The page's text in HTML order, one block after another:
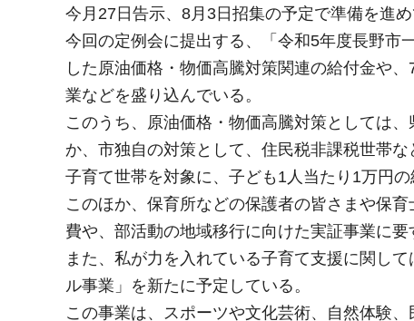
今月27日告示、8月3日招集の予定で準備を進め
今回の定例会に提出する、「令和5年度長野市
した原油価格・物価高騰対策関連の給付金や
業などを盛り込んでいる。
このうち、原油価格・物価高騰対策としては
か、市独自の対策として、住民税非課税世帯
子育て世帯を対象に、子ども1人当たり1万円
このほか、保育所などの保護者の皆さまや保
費や、部活動の地域移行に向けた実証事業に
また、私が力を入れている子育て支援に関し
ル事業」を新たに予定している。
この事業は、スポーツや文化芸術、自然体験